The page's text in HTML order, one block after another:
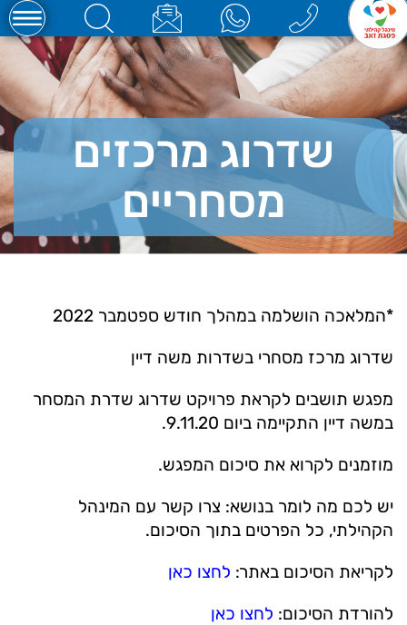
שדרוג מרכזים
מסחריים
*המלאכה הושלמה במהלך חודש ספטמבר 2022
שדרוג מרכז מסחרי בשדרות משה דיין
מפגש תושבים לקראת פרויקט שדרוג שדרת המסחר
במשה דיין התקיימה ביום 9.11.20.
מוזמנים לקרוא את סיכום המפגש.
יש לכם מה לומר בנושא: צרו קשר עם המינהל
הקהילתי, כל הפרטים בתוך הסיכום.
לקריאת הסיכום באתר: לחצו כאן
להורדת הסיכום: לחצו כאן